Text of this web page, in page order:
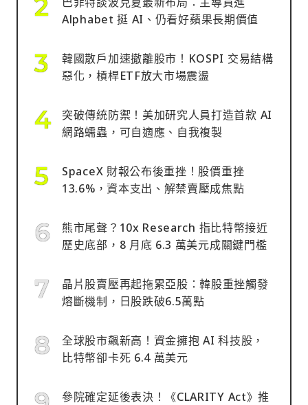
Alphabet 挺 AI、仍看好蘋果長期價值
韓國散戶加速撤離股市！KOSPI 交易結構
惡化，槓桿ETF放大市場震盪
突破傳統防禦！美加研究人員打造首款 AI
網路蠕蟲，可自適應、自我複製
SpaceX 財報公布後重挫！股價重挫
13.6%，資本支出、解禁賣壓成焦點
熊市尾聲？10x Research 指比特幣接近
歷史底部，8 月底 6.3 萬美元成關鍵門檻
晶片股賣壓再起拖累亞股：韓股重挫觸發
熔斷機制，日股跌破6.5萬點
全球股市飆新高！資金擁抱 AI 科技股，
比特幣卻卡死 6.4 萬美元
參院確定延後表決！《CLARITY Act》推